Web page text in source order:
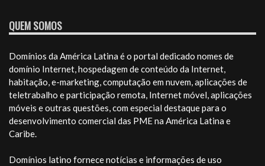
QUEM SOMOS
Domínios da América Latina é o portal dedicado nomes de
domínio Internet, hospedagem de conteúdo da Internet,
habitação, e-marketing, computação em nuvem, aplicações de
teletrabalho e participação remota, Internet móvel, aplicações
móveis e outras questões, com especial destaque para o
desenvolvimento comercial das PME na América Latina e
Caribe.
Domínios latino fornece notícias e informações de uso